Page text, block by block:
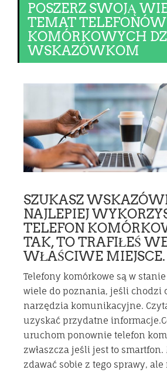
POSZERZ SWOJĄ
TEMAT TELEFONÓW
KOMÓRKOWYCH
WSKAZÓWKOM
SZUKASZ
NAJLEPIEJ
TELEFON
TAK, TO TRAFIŁEŚ
WŁAŚCIWE MIEJSCE.
Telefony komórkowe są w
wiele do poznania, jeśli chodzi
narzędzia komunikacyjne.
uzyskać przydatne
uruchom ponownie telefon
zwłaszcza jeśli jest to
zdawać sobie z tego sprawy,